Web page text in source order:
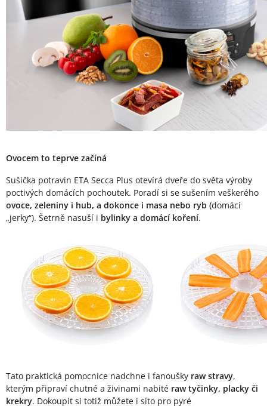
Ovocem to teprve začíná
Sušička potravin ETA Secca Plus otevírá dveře do světa výroby
poctivých domácích pochoutek. Poradí si se sušením veškerého
ovoce, zeleniny i hub, a dokonce i masa nebo ryb (domácí
„jerky“). Šetrně nasuší i bylinky a domácí koření.
Tato praktická pomocnice nadchne i fanoušky raw stravy,
kterým připraví chutné a živinami nabité raw tyčinky, placky či
krekry. Dokoupit si totiž můžete i síto pro pyré